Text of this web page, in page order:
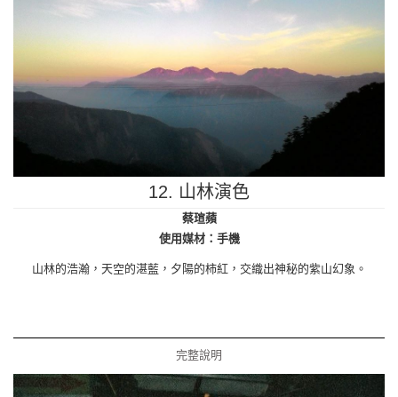
12. 山林演色
蔡瑄蘋
使用媒材：手機
山林的浩瀚，天空的湛藍，夕陽的柿紅，交織出神秘的紫山幻象。